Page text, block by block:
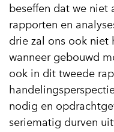
beseffen dat we
rapporten en
drie zal ons ook niet
wanneer gebouwd
ook in dit tweede
nodig en
seriematig durven